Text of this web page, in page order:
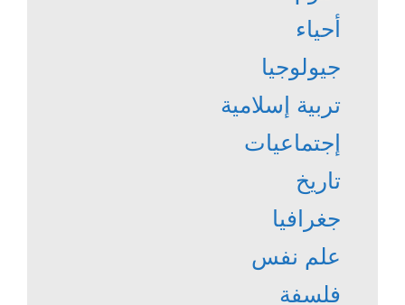
أحياء
جيولوجيا
تربية إسلامية
إجتماعيات
تاريخ
جغرافيا
علم نفس
فلسفة